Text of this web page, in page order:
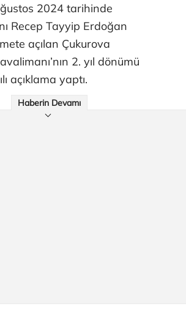
2024 tarihinde
Recep Tayyip Erdoğan
açılan Çukurova
2. yıl dönümü
açıklama yaptı.
Haberin Devamı